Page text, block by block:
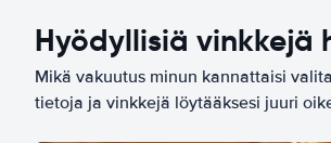
Hyödyllisiä vinkkejä
Mikä vakuutus minun kannattaisi
tietoja ja vinkkejä löytääksesi juuri